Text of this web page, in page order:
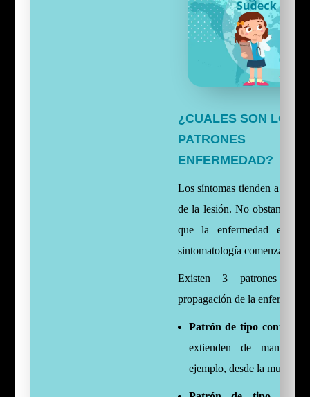
¿CUALES SON LOS
PATRONES
ENFERMEDAD?
Los síntomas tienden a
de la lesión. No obstante,
que la enfermedad
sintomatología comenzará a
Existen 3 patrones
propagación de la
Patrón de tipo continuo:
extienden de manera
ejemplo, desde la muñeca